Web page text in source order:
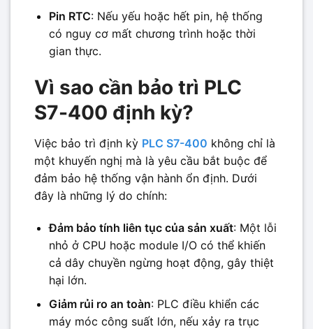
Pin RTC: Nếu yếu hoặc hết pin, hệ thống
có nguy cơ mất chương trình hoặc thời
gian thực.
Vì sao cần bảo trì PLC
S7-400 định kỳ?
Việc bảo trì định kỳ PLC S7-400 không chỉ là
một khuyến nghị mà là yêu cầu bắt buộc để
đảm bảo hệ thống vận hành ổn định. Dưới
đây là những lý do chính:
Đảm bảo tính liên tục của sản xuất: Một lỗi
nhỏ ở CPU hoặc module I/O có thể khiến
cả dây chuyền ngừng hoạt động, gây thiệt
hại lớn.
Giảm rủi ro an toàn: PLC điều khiển các
máy móc công suất lớn, nếu xảy ra trục